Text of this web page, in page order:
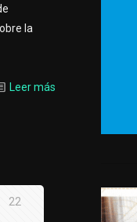
la
Leer más
22